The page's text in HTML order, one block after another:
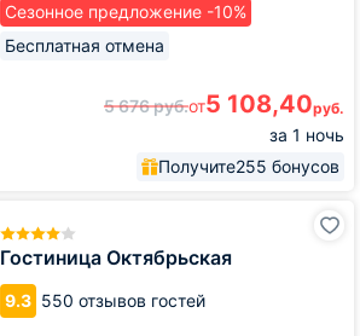
Сезонное предложение -10%
Бесплатная отмена
5 676руб.от5 108,40руб.
за 1 ночь
Получите255 бонусов
Гостиница Октябрьская
9.3 550 отзывов гостей